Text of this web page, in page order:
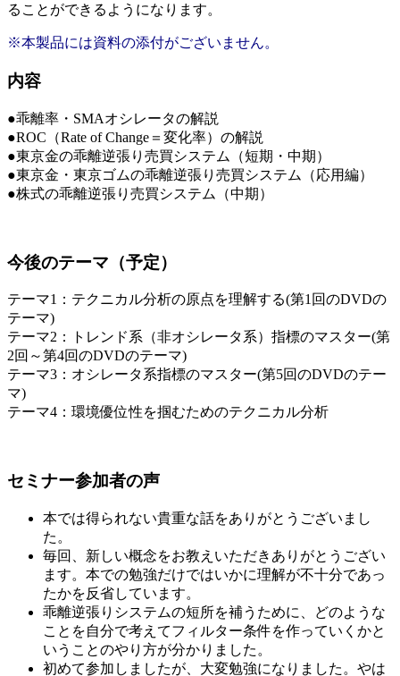
ることができるようになります。
※本製品には資料の添付がございません。
内容
●乖離率・SMAオシレータの解説
●ROC（Rate of Change＝変化率）の解説
●東京金の乖離逆張り売買システム（短期・中期）
●東京金・東京ゴムの乖離逆張り売買システム（応用編）
●株式の乖離逆張り売買システム（中期）
今後のテーマ（予定）
テーマ1：テクニカル分析の原点を理解する(第1回のDVDの
テーマ)
テーマ2：トレンド系（非オシレータ系）指標のマスター(第
2回～第4回のDVDのテーマ)
テーマ3：オシレータ系指標のマスター(第5回のDVDのテー
マ)
テーマ4：環境優位性を掴むためのテクニカル分析
セミナー参加者の声
本では得られない貴重な話をありがとうございまし
た。
毎回、新しい概念をお教えいただきありがとうござい
ます。本での勉強だけではいかに理解が不十分であっ
たかを反省しています。
乖離逆張りシステムの短所を補うために、どのような
ことを自分で考えてフィルター条件を作っていくかと
いうことのやり方が分かりました。
初めて参加しましたが、大変勉強になりました。やは